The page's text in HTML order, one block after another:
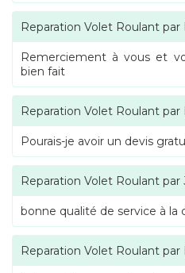
Reparation Volet Roulant par
Remerciement à vous et
bien fait
Reparation Volet Roulant par
Pourais-je avoir un devis
Reparation Volet Roulant par
bonne qualité de service à la
Reparation Volet Roulant par